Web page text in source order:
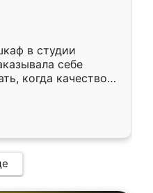
в студии
себе
когда качеством
кухня уже почти